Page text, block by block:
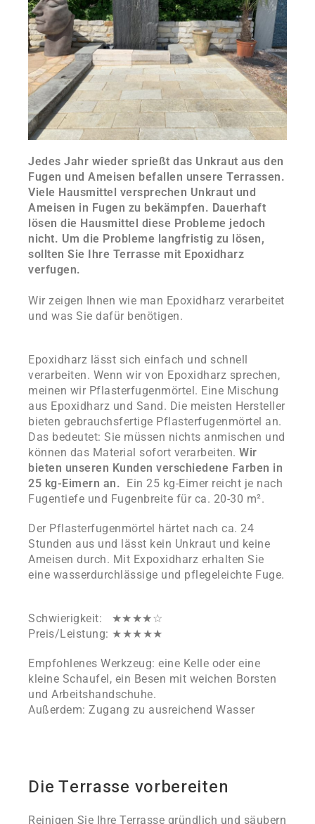
Jedes Jahr wieder sprießt das Unkraut aus den
Fugen und Ameisen befallen unsere Terrassen.
Viele Hausmittel versprechen Unkraut und
Ameisen in Fugen zu bekämpfen. Dauerhaft
lösen die Hausmittel diese Probleme jedoch
nicht. Um die Probleme langfristig zu lösen,
sollten Sie Ihre Terrasse mit Epoxidharz
verfugen.
Wir zeigen Ihnen wie man Epoxidharz verarbeitet
und was Sie dafür benötigen.
Epoxidharz lässt sich einfach und schnell
verarbeiten. Wenn wir von Epoxidharz sprechen,
meinen wir Pflasterfugenmörtel. Eine Mischung
aus Epoxidharz und Sand. Die meisten Hersteller
bieten gebrauchsfertige Pflasterfugenmörtel an.
Das bedeutet: Sie müssen nichts anmischen und
können das Material sofort verarbeiten.Wir
bieten unseren Kunden verschiedene Farben in
25 kg-Eimern an. Ein 25 kg-Eimer reicht je nach
Fugentiefe und Fugenbreite für ca. 20-30 m².
Der Pflasterfugenmörtel härtet nach ca. 24
Stunden aus und lässt kein Unkraut und keine
Ameisen durch. Mit Expoxidharz erhalten Sie
eine wasserdurchlässige und pflegeleichte Fuge.
Schwierigkeit: ★★★★☆
Preis/Leistung: ★★★★★
Empfohlenes Werkzeug: eine Kelle oder eine
kleine Schaufel, ein Besen mit weichen Borsten
und Arbeitshandschuhe.
Außerdem: Zugang zu ausreichend Wasser
Die Terrasse vorbereiten
Reinigen Sie Ihre Terrasse gründlich und säubern